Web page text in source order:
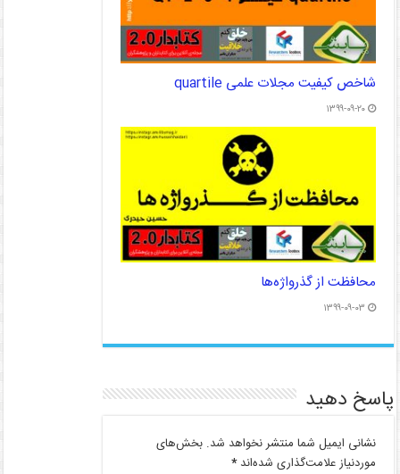
شاخص کیفیت مجلات علمی quartile
۱۳۹۹-۰۹-۲۰
محافظت از گذرواژه‌ها
۱۳۹۹-۰۹-۰۳
پاسخ دهید
نشانی ایمیل شما منتشر نخواهد شد. بخش‌های
موردنیاز علامت‌گذاری شده‌اند*